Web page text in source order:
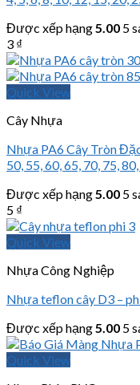
Được xếp hạng 5.00 5
3 ₫
Quick View
Cây Nhựa
Nhựa PA6 Cây Tròn Đặc
50, 55, 60, 65, 70, 75,
Được xếp hạng 5.00 5
5 ₫
Quick View
Nhựa Công Nghiệp
Nhựa teflon cây D3 –
Được xếp hạng 5.00 5
Quick View